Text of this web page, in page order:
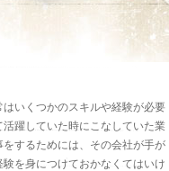
いくつかのスキルや経験が必要
躍していた時にこなしていた業
するためには、その会社が手が
を身につけておかなくてはいけ